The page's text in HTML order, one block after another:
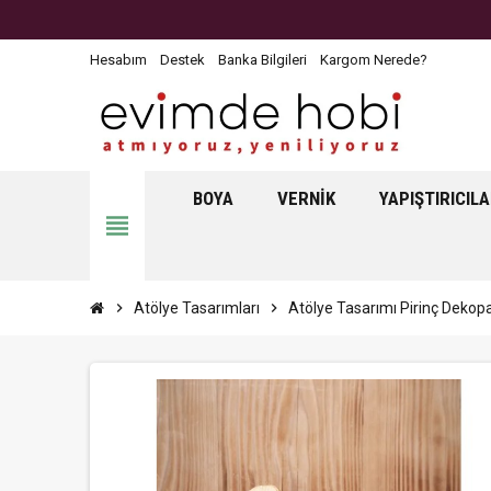
Hesabım Destek Banka Bilgileri Kargom Nerede?
view_headline
BOYA VERNIK
chevron_right Atölye Tasarımları chevron_right Atölye Tasarımı Pirinç